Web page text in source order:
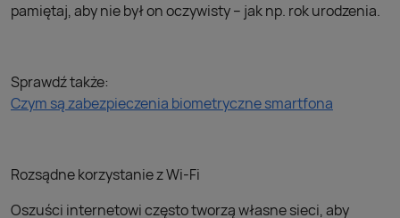
pamiętaj, aby nie był on oczywisty – jak np. rok urodzenia.
Sprawdź także:
Czym są zabezpieczenia biometryczne smartfona
Rozsądne korzystanie z Wi-Fi
Oszuści internetowi często tworzą własne sieci, aby